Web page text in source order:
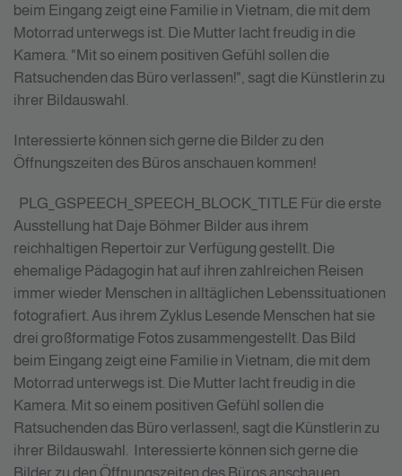
beim Eingang zeigt eine Familie in Vietnam, die mit dem
Motorrad unterwegs ist. Die Mutter lacht freudig in die
Kamera. "Mit so einem positiven Gefühl sollen die
Ratsuchenden das Büro verlassen!", sagt die Künstlerin zu
ihrer Bildauswahl.
Interessierte können sich gerne die Bilder zu den
Öffnungszeiten des Büros anschauen kommen!
PLG_GSPEECH_SPEECH_BLOCK_TITLE Für die erste
Ausstellung hat Daje Böhmer Bilder aus ihrem
reichhaltigen Repertoir zur Verfügung gestellt. Die
ehemalige Pädagogin hat auf ihren zahlreichen Reisen
immer wieder Menschen in alltäglichen Lebenssituationen
fotografiert. Aus ihrem Zyklus Lesende Menschen hat sie
drei großformatige Fotos zusammengestellt. Das Bild
beim Eingang zeigt eine Familie in Vietnam, die mit dem
Motorrad unterwegs ist. Die Mutter lacht freudig in die
Kamera. Mit so einem positiven Gefühl sollen die
Ratsuchenden das Büro verlassen!, sagt die Künstlerin zu
ihrer Bildauswahl. Interessierte können sich gerne die